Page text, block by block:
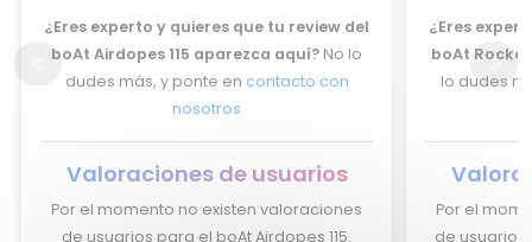
¿Eres experto y quieres que tu review del
boAt Airdopes 115 aparezca aquí? No lo
dudes más, y ponte en contacto con
nosotros
Valoraciones de usuarios
Por el momento no existen valoraciones
de usuarios para el boAt Airdopes 115.
¿Eres
boAt
lo dudes
Por el
de usuarios